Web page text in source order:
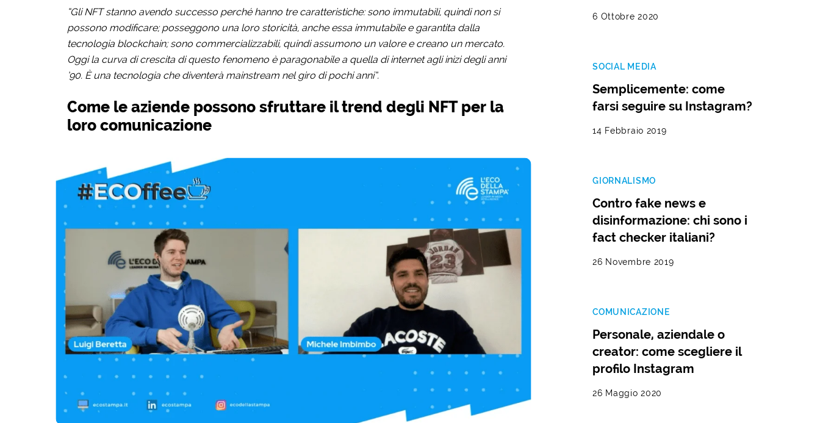
“Gli NFT stanno avendo successo perché hanno tre caratteristiche: sono immutabili, quindi non si
possono modificare; posseggono una loro storicità, anche essa immutabile e garantita dalla
tecnologia blockchain; sono commercializzabili, quindi assumono un valore e creano un mercato.
Oggi la curva di crescita di questo fenomeno è paragonabile a quella di internet agli inizi degli anni
’90. È una tecnologia che diventerà mainstream nel giro di pochi anni”.
Come le aziende possono sfruttare il trend degli NFT per la
loro comunicazione
6 Ottobre 2020
SOCIAL MEDIA
Semplicemente: come
farsi seguire su Instagram?
14 Febbraio 2019
GIORNALISMO
Contro fake news e
disinformazione: chi sono i
fact checker italiani?
26 Novembre 2019
COMUNICAZIONE
Personale, aziendale o
creator: come scegliere il
profilo Instagram
26 Maggio 2020